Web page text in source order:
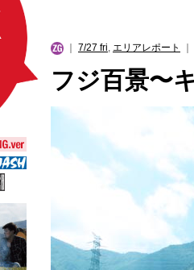
7/27 fri, エリアレポート
フジ百景〜